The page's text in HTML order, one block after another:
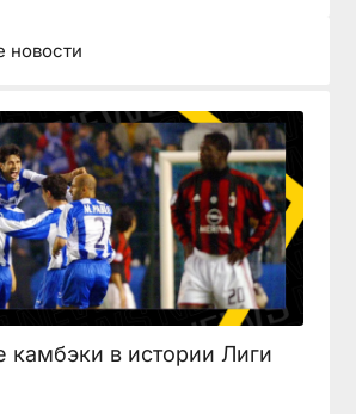
новости
камбэки в истории Лиги